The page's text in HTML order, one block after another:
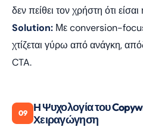
δεν πείθει τον χρήστη ότι
Solution: Με conversion-
χτίζεται γύρω από ανάγκη,
CTA.
09
Η Ψυχολογία του
Χειραγώγηση